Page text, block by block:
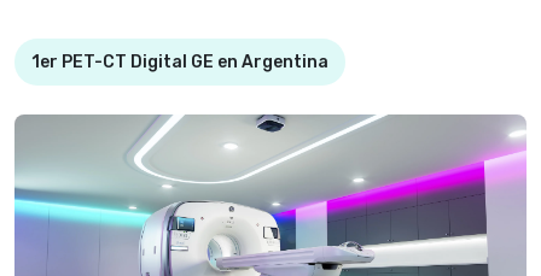
1er PET-CT Digital GE en Argentina